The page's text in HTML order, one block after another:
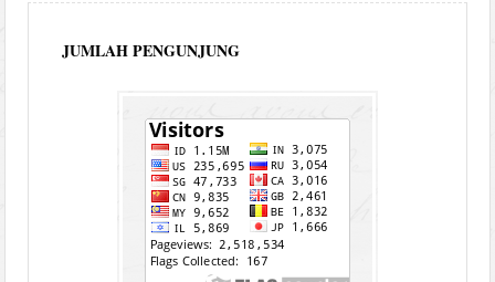
JUMLAH PENGUNJUNG